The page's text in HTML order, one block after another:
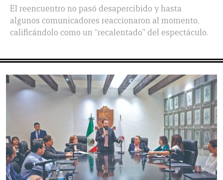
El reencuentro no pasó desapercibido y hasta
algunos comunicadores reaccionaron al momento,
calificándolo como un “recalentado” del espectáculo.